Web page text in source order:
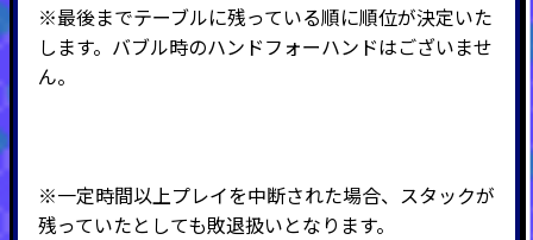
※最後までテーブルに残っている順に順位が決定いた
します。バブル時のハンドフォーハンドはございませ
ん。
※一定時間以上プレイを中断された場合、スタックが
残っていたとしても敗退扱いとなります。